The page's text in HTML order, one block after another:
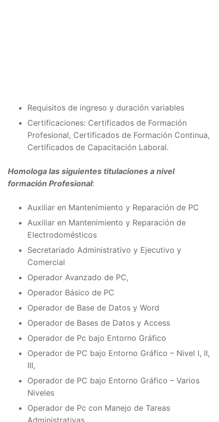
Requisitos de ingreso y duración variables
Certificaciones: Certificados de Formación
Profesional, Certificados de Formación Continua,
Certificados de Capacitación Laboral.
Homologa las siguientes titulaciones a nivel
formación Profesional:
Auxiliar en Mantenimiento y Reparación de PC
Auxiliar en Mantenimiento y Reparación de
Electrodomésticos
Secretariado Administrativo y Ejecutivo y
Comercial
Operador Avanzado de PC,
Operador Básico de PC
Operador de Base de Datos y Word
Operador de Bases de Datos y Access
Operador de Pc bajo Entorno Gráfico
Operador de PC bajo Entorno Gráfico – Nivel I, II,
III,
Operador de PC bajo Entorno Gráfico – Varios
Niveles
Operador de Pc con Manejo de Tareas